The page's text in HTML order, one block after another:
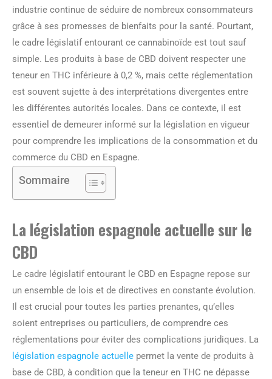
industrie continue de séduire de nombreux consommateurs
grâce à ses promesses de bienfaits pour la santé. Pourtant,
le cadre législatif entourant ce cannabinoïde est tout sauf
simple. Les produits à base de CBD doivent respecter une
teneur en THC inférieure à 0,2 %, mais cette réglementation
est souvent sujette à des interprétations divergentes entre
les différentes autorités locales. Dans ce contexte, il est
essentiel de demeurer informé sur la législation en vigueur
pour comprendre les implications de la consommation et du
commerce du CBD en Espagne.
Sommaire
La législation espagnole actuelle sur le
CBD
Le cadre législatif entourant le CBD en Espagne repose sur
un ensemble de lois et de directives en constante évolution.
Il est crucial pour toutes les parties prenantes, qu’elles
soient entreprises ou particuliers, de comprendre ces
réglementations pour éviter des complications juridiques. La
législation espagnole actuelle permet la vente de produits à
base de CBD, à condition que la teneur en THC ne dépasse